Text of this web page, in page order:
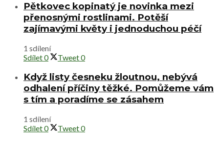
Pětkovec kopinatý je novinka mezi
přenosnými rostlinami. Potěší
zajímavými květy i jednoduchou péčí
1 sdílení
Sdílet0 Tweet0
Když listy česneku žloutnou, nebývá
odhalení příčiny těžké. Pomůžeme vám
s tím a poradíme se zásahem
1 sdílení
Sdílet0 Tweet0